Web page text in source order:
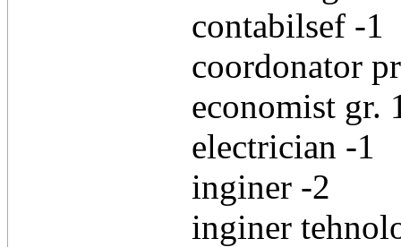
contabilsef -1
coordonator
economist gr.
electrician -1
inginer -2
inginer